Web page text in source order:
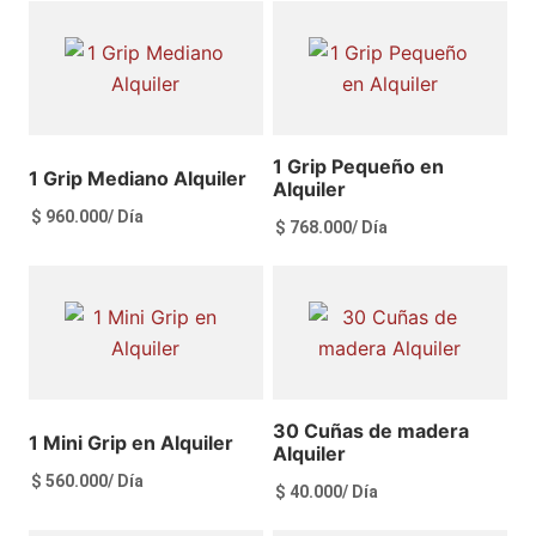
Ver más Ver más
1 Grip Mediano Alquiler
$ 960.000/ Día
Ver más
1 Grip Pequeño en
Alquiler
$ 768.000/ Día
Ver más
1 Mini Grip en Alquiler
$ 560.000/ Día
30 Cuñas de madera
Alquiler
$ 40.000/ Día